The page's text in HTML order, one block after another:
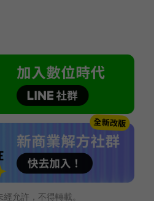
允許，不得轉載。